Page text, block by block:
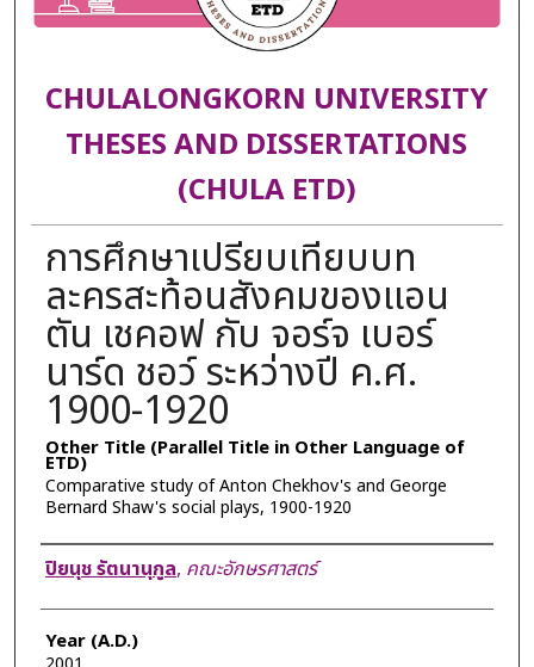
CHULALONGKORN UNIVERSITY
THESES AND DISSERTATIONS
(CHULA ETD)
การศึกษาเปรียบเทียบบท
ละครสะท้อนสังคมของแอน
ตัน เชคอฟ กับ จอร์จ เบอร์
นาร์ด ชอว์ ระหว่างปี ค.ศ.
1900-1920
Other Title (Parallel Title in Other Language of
ETD)
Comparative study of Anton Chekhov's and George
Bernard Shaw's social plays, 1900-1920
Author
ปิยนุช รัตนานุกูล, คณะอักษรศาสตร์
Year (A.D.)